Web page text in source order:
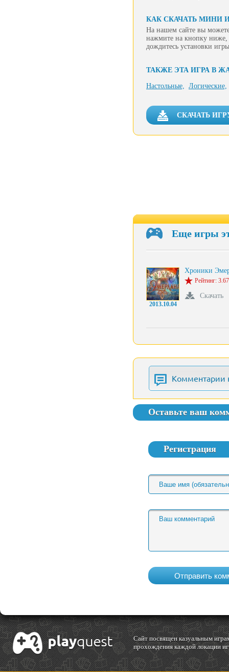
КАК СКАЧАТЬ МИНИ
На нашем сайте вы
нажмите на кнопку ниже,
дождитесь установки
ТАКЖЕ ЭТА ИГРА В
Настольные, Логические,
СКАЧАТЬ
Еще игры
2013.10.04
Хроники
Рейтинг:
Скачать
Комментарии
Оставьте ваш
Регистрация
Cайт посвящен казуальным
прохождения каждой локации